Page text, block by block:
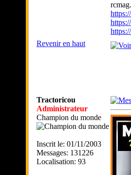
Revenir en haut
Tractoricou
Administrateur
Champion du monde
Inscrit le: 01/11/2003
Messages: 131226
Localisation: 93